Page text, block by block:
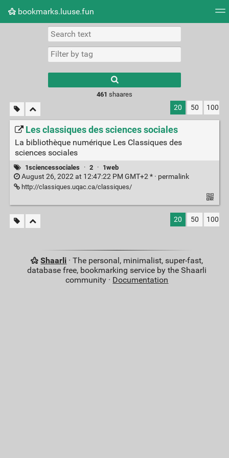
bookmarks.luuse.fun
Picture wall
results.
461 shaares
20 50 100
Les classiques des sciences sociales
La bibliothèque numérique Les Classiques des
sciences sociales
1sciencessociales · 2 · 1web
August 26, 2022 at 12:47:22 PM GMT+2 * · permalink
http://classiques.uqac.ca/classiques/
20 50 100
Shaarli · The personal, minimalist, super-fast,
database free, bookmarking service by the Shaarli
community · Documentation